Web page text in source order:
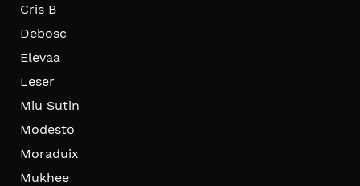
Cris B
Debosc
Elevaa
Leser
Miu Sutin
Modesto
Moraduix
Mukhee